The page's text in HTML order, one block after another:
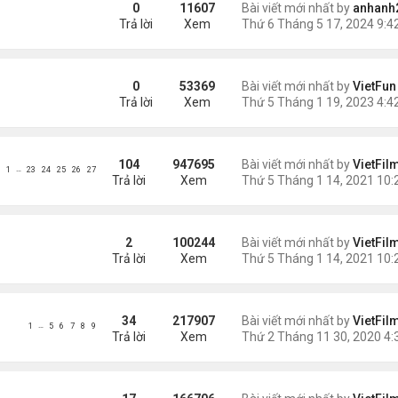
Bài viết mới nhất by
0
Trả lời
11607
Xem
Bài viết mới nhất byVietFun
0
Trả lời
53369
Xem
Bài viết mới nhất by
104
Trả lời
947695
Xem
1 … 23 24 25 26 27
Bài viết mới nhất by
2
Trả lời
100244
Xem
Bài viết mới nhất by
34
Trả lời
217907
Xem
1 … 5 6 7 8 9